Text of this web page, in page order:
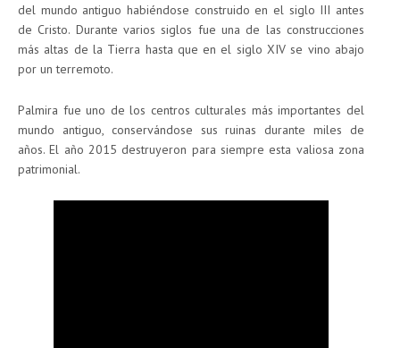
del mundo antiguo habiéndose construido en el siglo III antes
de Cristo. Durante varios siglos fue una de las construcciones
más altas de la Tierra hasta que en el siglo XIV se vino abajo
por un terremoto.
Palmira fue uno de los centros culturales más importantes del
mundo antiguo, conservándose sus ruinas durante miles de
años. El año 2015 destruyeron para siempre esta valiosa zona
patrimonial.